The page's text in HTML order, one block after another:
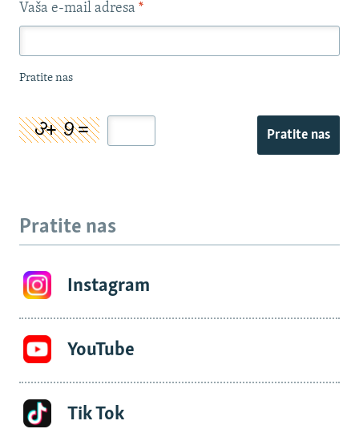
Vaša e-mail adresa *
Pratite nas
Pratite nas
Pratite nas
Instagram
YouTube
Tik Tok